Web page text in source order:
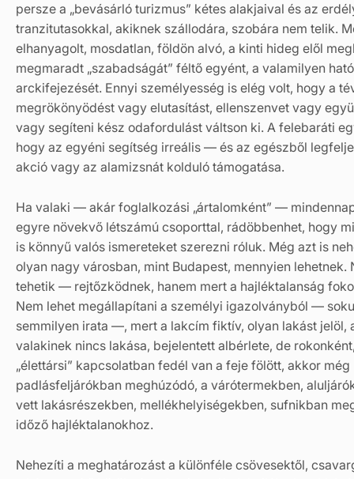
persze a „bevásárló turizmus” kétes alakjaival és az
tranzitutasokkal, akiknek szállodára, szobára nem telik.
elhanyagolt, mosdatlan, földön alvó, a kinti hideg elől
megmaradt „szabadságát” féltő egyént, a valamilyen
arckifejezését. Ennyi személyesség is elég volt, hogy a
megrökönyödést vagy elutasítást, ellenszenvet vagy
vagy segíteni kész odafordulást váltson ki. A felebaráti
hogy az egyéni segítség irreális — és az egészből
akció vagy az alamizsnát kolduló támogatása.
Ha valaki — akár foglalkozási „ártalomként” —
egyre növekvő létszámú csoporttal, rádöbbenhet, hogy
is könnyű valós ismereteket szerezni róluk. Még azt is
olyan nagy városban, mint Budapest, mennyien
tehetik — rejtőzködnek, hanem mert a hajléktalanság
Nem lehet megállapítani a személyi igazolványból —
semmilyen irata —, mert a lakcím fiktív, olyan lakást jelöl,
valakinek nincs lakása, bejelentett albérlete, de
„élettársi” kapcsolatban fedél van a feje fölött, akkor
padlásfeljárókban meghúzódó, a várótermekben,
vett lakásrészekben, mellékhelyiségekben, sufnikban
időző hajléktalanokhoz.
Nehezíti a meghatározást a különféle csövesektől,